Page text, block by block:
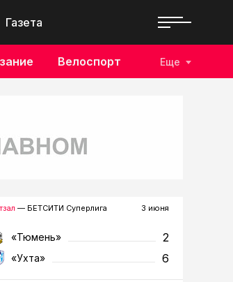
Газета
Велоспорт Еще
— БЕТСИТИ Суперлига 3 июня
«Тюмень» 2
«Ухта» 6